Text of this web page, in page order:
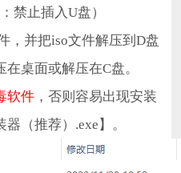
止插入U盘）
并把iso文件解压到D盘
桌面或解压在C盘。
软件，否则容易出现安装
（推荐）.exe】。